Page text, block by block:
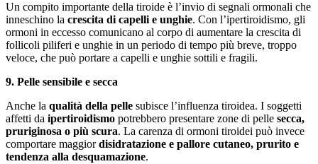
Un compito importante della tiroide è l’invio di segnali ormonali che
inneschino la crescita di capelli e unghie. Con l’ipertiroidismo, gli
ormoni in eccesso comunicano al corpo di aumentare la crescita di
follicoli piliferi e unghie in un periodo di tempo più breve, troppo
veloce, che può portare a capelli e unghie sottili e fragili.
9. Pelle sensibile e secca
Anche la qualità della pelle subisce l’influenza tiroidea. I soggetti
affetti da ipertiroidismo potrebbero presentare zone di pelle secca,
pruriginosa o più scura. La carenza di ormoni tiroidei può invece
comportare maggiordisidratazione e pallore cutaneo, prurito e
tendenza alla desquamazione.